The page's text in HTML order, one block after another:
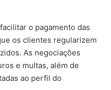
o pagamento das
os clientes regularizem
As negociações
e multas, além de
ao perfil do